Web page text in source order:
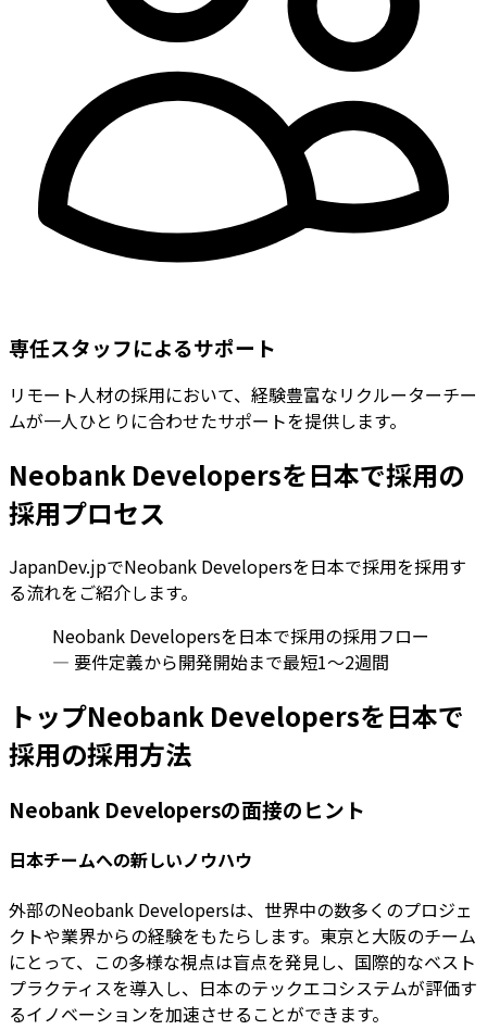
専任スタッフによるサポート
リモート人材の採用において、経験豊富なリクルーターチー
ムが一人ひとりに合わせたサポートを提供します。
Neobank Developersを日本で採用の
採用プロセス
JapanDev.jpでNeobank Developersを日本で採用を採用す
る流れをご紹介します。
Neobank Developersを日本で採用の採用フロー
— 要件定義から開発開始まで最短1〜2週間
トップNeobank Developersを日本で
採用の採用方法
Neobank Developersの面接のヒント
日本チームへの新しいノウハウ
外部のNeobank Developersは、世界中の数多くのプロジェ
クトや業界からの経験をもたらします。東京と大阪のチーム
にとって、この多様な視点は盲点を発見し、国際的なベスト
プラクティスを導入し、日本のテックエコシステムが評価す
るイノベーションを加速させることができます。